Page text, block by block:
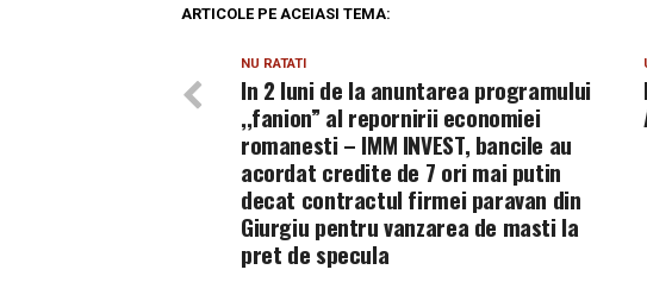
ARTICOLE PE ACEIASI TEMA:
NU RATATI
In 2 luni de la anuntarea programului
,,fanion” al repornirii economiei
romanesti – IMM INVEST, bancile au
acordat credite de 7 ori mai putin
decat contractul firmei paravan din
Giurgiu pentru vanzarea de masti la
pret de specula